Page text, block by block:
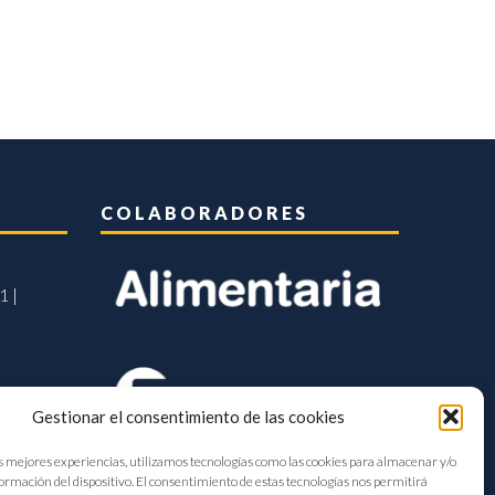
Gestionar el consentimiento de las cookies
mejores experiencias, utilizamos tecnologías como las cookies para almacenar y/o
del dispositivo. El consentimiento de estas tecnologías nos permitirá
|
COLABORADORES